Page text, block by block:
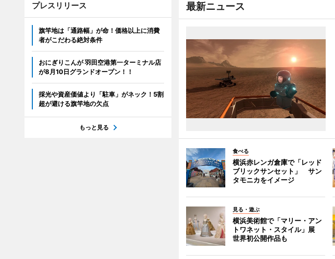
最新ニュース
食べる
横浜赤レンガ倉庫で「レッド
ブリックサンセット」 サン
タモニカをイメージ
見る・遊ぶ
横浜美術館で「マリー・アン
トワネット・スタイル」展
世界初公開作品も
プレスリリース
旗竿地は「通路幅」が命！価格以上に消費
者がこだわる絶対条件
おにぎりこんが 羽田空港第一ターミナル店
が8月10日グランドオープン！！
採光や資産価値より「駐車」がネック！5割
超が避ける旗竿地の欠点
もっと見る